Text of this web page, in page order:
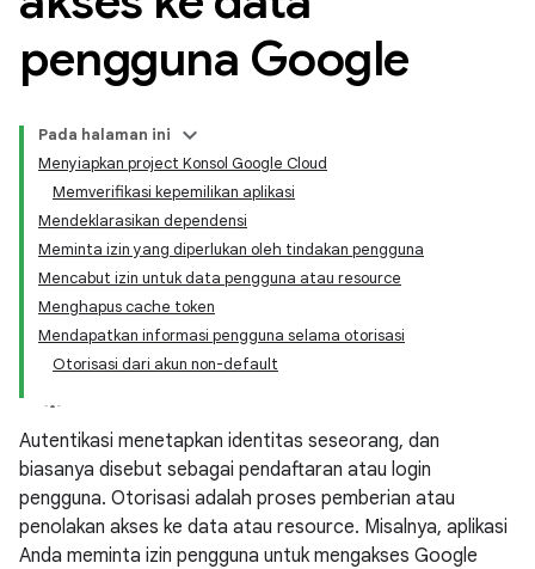
pengguna Google
Pada halaman ini
Menyiapkan project Konsol Google Cloud
Memverifikasi kepemilikan aplikasi
Mendeklarasikan dependensi
Meminta izin yang diperlukan oleh tindakan pengguna
Mencabut izin untuk data pengguna atau resource
Menghapus cache token
Mendapatkan informasi pengguna selama otorisasi
Otorisasi dari akun non-default
Autentikasi menetapkan identitas seseorang, dan
biasanya disebut sebagai pendaftaran atau login
pengguna. Otorisasi adalah proses pemberian atau
penolakan akses ke data atau resource. Misalnya, aplikasi
Anda meminta izin pengguna untuk mengakses Google